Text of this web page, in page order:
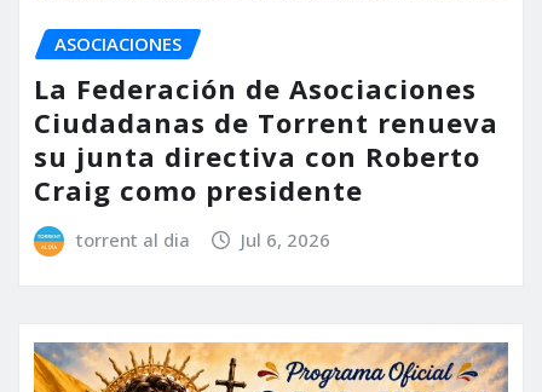
ASOCIACIONES
La Federación de Asociaciones
Ciudadanas de Torrent renueva
su junta directiva con Roberto
Craig como presidente
torrent al dia Jul 6, 2026